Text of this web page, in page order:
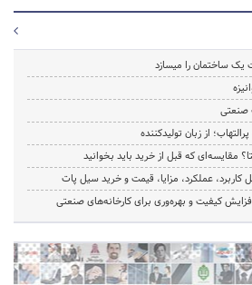
ساختمان را میسازد
صنعتی
از زبان تولیدکننده
مقایسه‌ای که قبل از خرید باید بخوانید
عملکرد، مزایا، قیمت و خرید سیل پات
کیفیت و بهره‌وری برای کارخانه‌های صنعتی